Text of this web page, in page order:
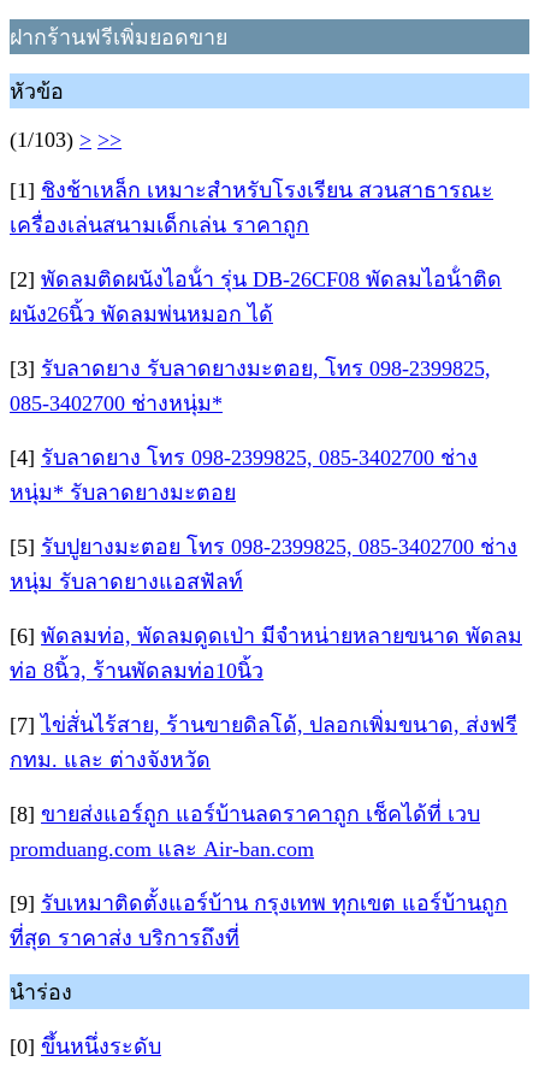
ฝากร้านฟรีเพิ่มยอดขาย
หัวข้อ
(1/103) > >>
[1] ชิงช้าเหล็ก เหมาะสำหรับโรงเรียน สวนสาธารณะ
เครื่องเล่นสนามเด็กเล่น ราคาถูก
[2] พัดลมติดผนังไอน้ํา รุ่น DB-26CF08 พัดลมไอน้ําติด
ผนัง26นิ้ว พัดลมพ่นหมอก ได้
[3] รับลาดยาง รับลาดยางมะตอย, โทร 098-2399825,
085-3402700 ช่างหนุ่ม*
[4] รับลาดยาง โทร 098-2399825, 085-3402700 ช่าง
หนุ่ม* รับลาดยางมะตอย
[5] รับปูยางมะตอย โทร 098-2399825, 085-3402700 ช่าง
หนุ่ม รับลาดยางแอสฟัลท์
[6] พัดลมท่อ, พัดลมดูดเป่า มีจำหน่ายหลายขนาด พัดลม
ท่อ 8นิ้ว, ร้านพัดลมท่อ10นิ้ว
[7] ไข่สั่นไร้สาย, ร้านขายดิลโด้, ปลอกเพิ่มขนาด, ส่งฟรี
กทม. และ ต่างจังหวัด
[8] ขายส่งแอร์ถูก แอร์บ้านลดราคาถูก เช็คได้ที่ เวบ
promduang.com และ Air-ban.com
[9] รับเหมาติดตั้งแอร์บ้าน กรุงเทพ ทุกเขต แอร์บ้านถูก
ที่สุด ราคาส่ง บริการถึงที่
นำร่อง
[0] ขึ้นหนึ่งระดับ